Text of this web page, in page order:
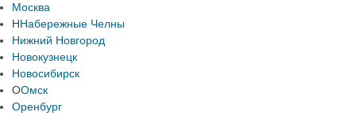
Москва
ННабережные Челны
Нижний Новгород
Новокузнецк
Новосибирск
ООмск
Оренбург